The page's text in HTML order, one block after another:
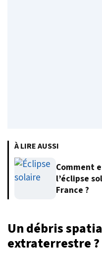
À LIRE AUSSI
Comment
l’éclipse
France ?
Un débris
extraterrestre ?